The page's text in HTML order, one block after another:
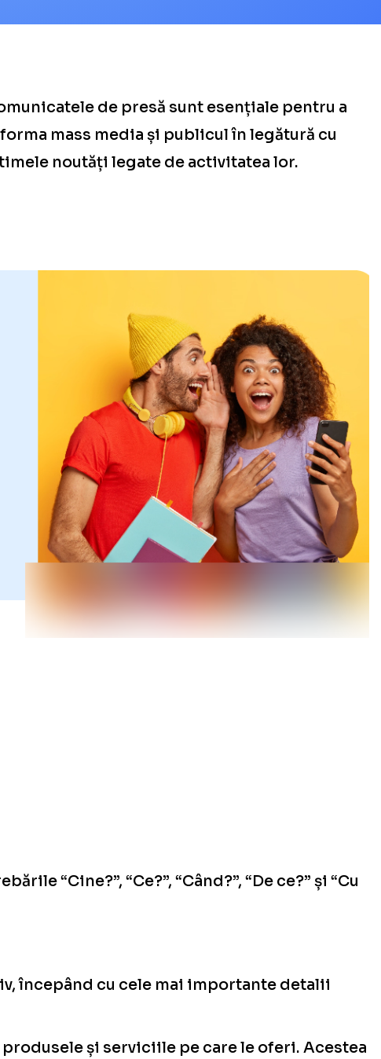
de presă sunt esențiale pentru a
mass media și publicul în legătură cu
noutăți legate de activitatea lor.
“Cine?”, “Ce?”, “Când?”, “De ce?” și “Cu
începând cu cele mai importante detalii
și serviciile pe care le oferi. Acestea